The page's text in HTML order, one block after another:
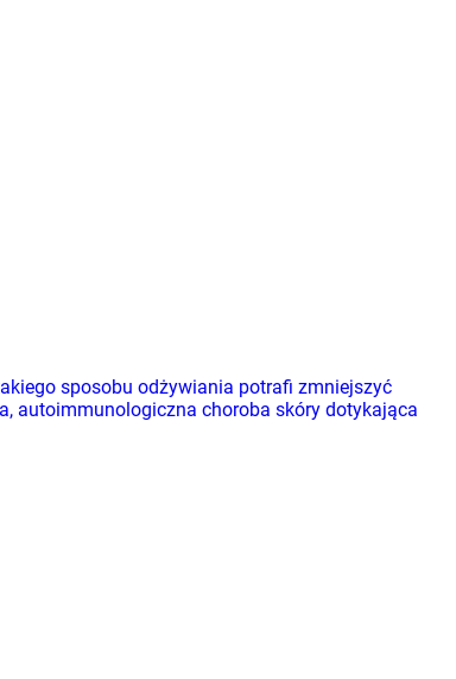
sposobu odżywiania potrafi zmniejszyć
autoimmunologiczna choroba skóry dotykająca